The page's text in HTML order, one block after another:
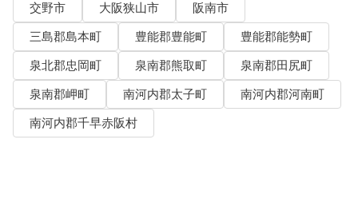
交野市
大阪狭山市
阪南市
三島郡島本町
豊能郡豊能町
豊能郡能勢町
泉北郡忠岡町
泉南郡熊取町
泉南郡田尻町
泉南郡岬町
南河内郡太子町
南河内郡河南町
南河内郡千早赤阪村